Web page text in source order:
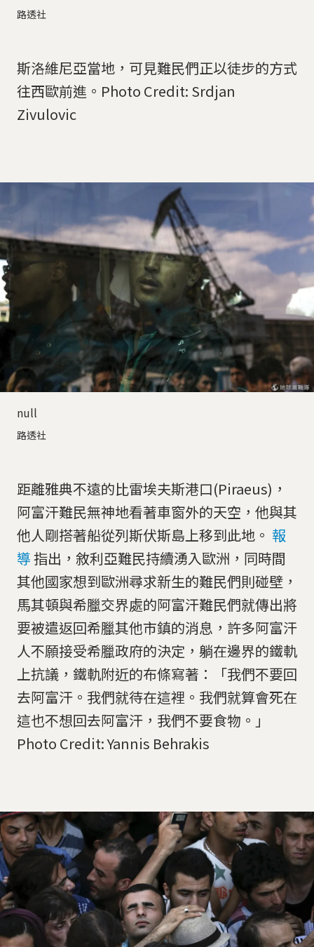
路透社
斯洛維尼亞當地，可見難民們正以徒步的方式
往西歐前進。Photo Credit: Srdjan
Zivulovic
null
路透社
距離雅典不遠的比雷埃夫斯港口(Piraeus)，
阿富汗難民無神地看著車窗外的天空，他與其
他人剛搭著船從列斯伏斯島上移到此地。 報
導指出，敘利亞難民持續湧入歐洲，同時間
其他國家想到歐洲尋求新生的難民們則碰壁，
馬其頓與希臘交界處的阿富汗難民們就傳出將
要被遣返回希臘其他市鎮的消息，許多阿富汗
人不願接受希臘政府的決定，躺在邊界的鐵軌
上抗議，鐵軌附近的布條寫著：「我們不要回
去阿富汗。我們就待在這裡。我們就算會死在
這也不想回去阿富汗，我們不要食物。」
Photo Credit: Yannis Behrakis